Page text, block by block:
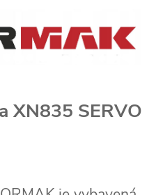
XN835 SERVO